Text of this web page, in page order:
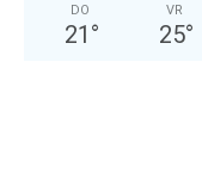
DO
21 °
VR
25°